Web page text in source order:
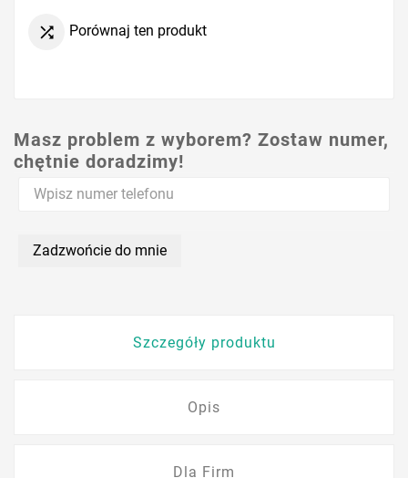
 Porównaj ten produkt
Masz problem z wyborem? Zostaw numer,
chętnie doradzimy!
Zadzwońcie do mnie
Szczegóły produktu
Opis
Dla Firm